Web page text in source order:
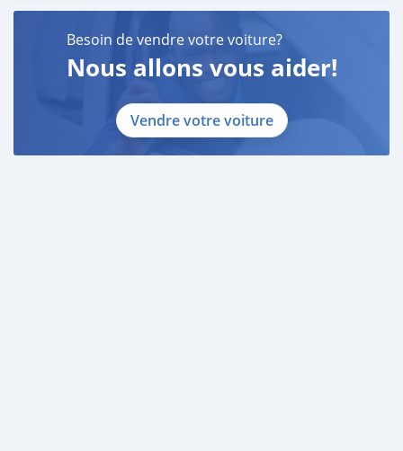
Besoin de vendre votre voiture?
Nous allons vous aider!
Vendre votre voiture